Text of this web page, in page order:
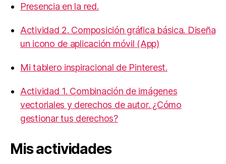
Presencia en la red.
Actividad 2. Composición gráfica básica. Diseña
un icono de aplicación móvil (App)
Mi tablero inspiracional de Pinterest.
Actividad 1. Combinación de imágenes
vectoriales y derechos de autor. ¿Cómo
gestionar tus derechos?
Mis actividades